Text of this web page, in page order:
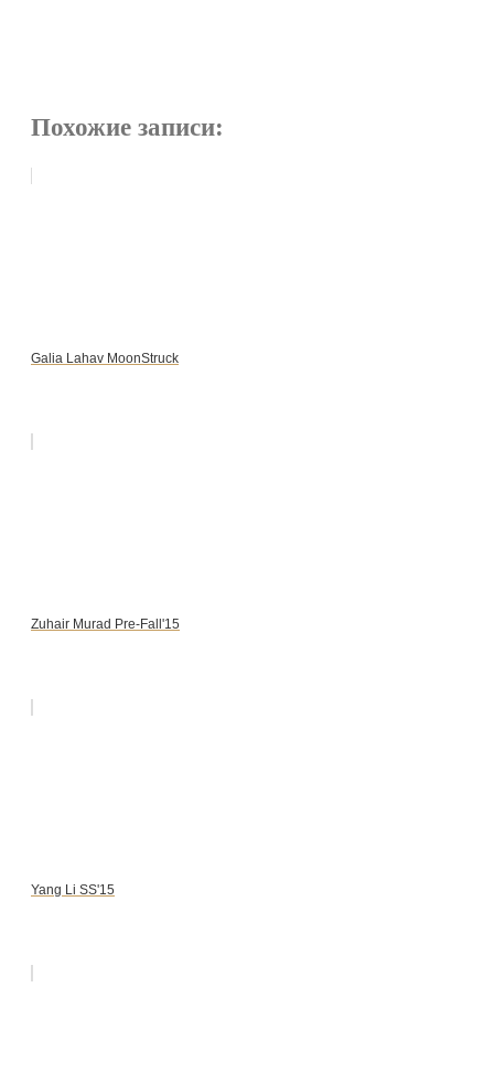
Похожие записи:
Galia Lahav MoonStruck
Zuhair Murad Pre-Fall'15
Yang Li SS'15